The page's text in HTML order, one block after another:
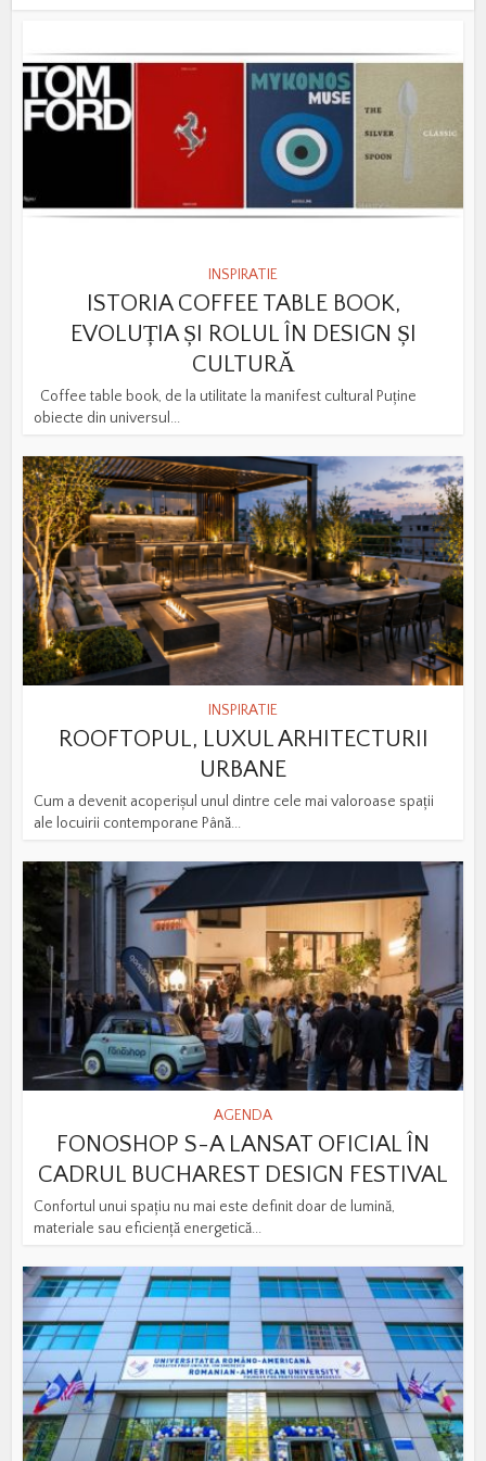
INSPIRATIE
ISTORIA COFFEE TABLE BOOK,
EVOLUȚIA ȘI ROLUL ÎN DESIGN ȘI
CULTURĂ
Coffee table book, de la utilitate la manifest cultural Puține
obiecte din universul...
INSPIRATIE
ROOFTOPUL, LUXUL ARHITECTURII
URBANE
Cum a devenit acoperișul unul dintre cele mai valoroase spații
ale locuirii contemporane Până...
AGENDA
FONOSHOP S-A LANSAT OFICIAL ÎN
CADRUL BUCHAREST DESIGN FESTIVAL
Confortul unui spațiu nu mai este definit doar de lumină,
materiale sau eficiență energetică...